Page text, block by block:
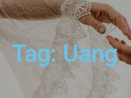
Tag: Uang